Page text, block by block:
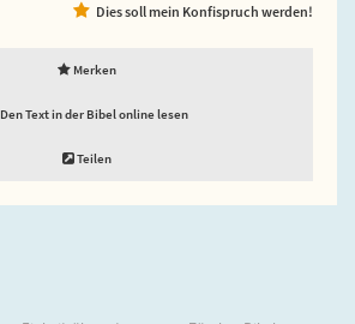
Dies soll mein Konfispruch werden!
Merken
Den Text in der Bibel online lesen
Teilen